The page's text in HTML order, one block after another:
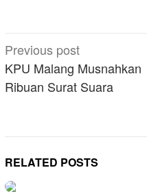
Post
navigation
Previous post
KPU Malang Musnahkan
Ribuan Surat Suara
RELATED POSTS